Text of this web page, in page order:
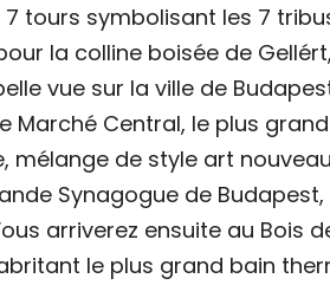
7 tours symbolisant les 7
la colline boisée de
vue sur la ville de
Marché Central, le plus
mélange de style art
Synagogue de
arriverez ensuite au Bois
le plus grand bain